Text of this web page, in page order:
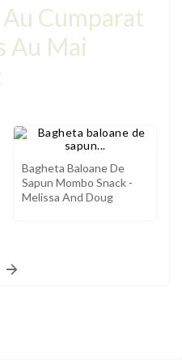
Cumparat
Au Mai
Bagheta Baloane De
Sapun Mombo Snack -
Melissa And Doug